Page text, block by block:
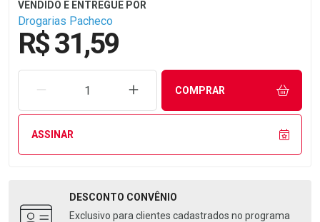
Drogarias Pacheco
R$ 31,59
REMOVER UMA UNIDADEAUMENTAR UMA UNIDADE
COMPRAR
ASSINAR
DESCONTO CONVÊNIO
Exclusivo para clientes cadastrados no programa